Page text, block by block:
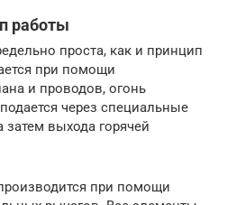
работы
проста, как и принцип
при помощи
и проводов, огонь
через специальные
затем выхода горячей
при помощи